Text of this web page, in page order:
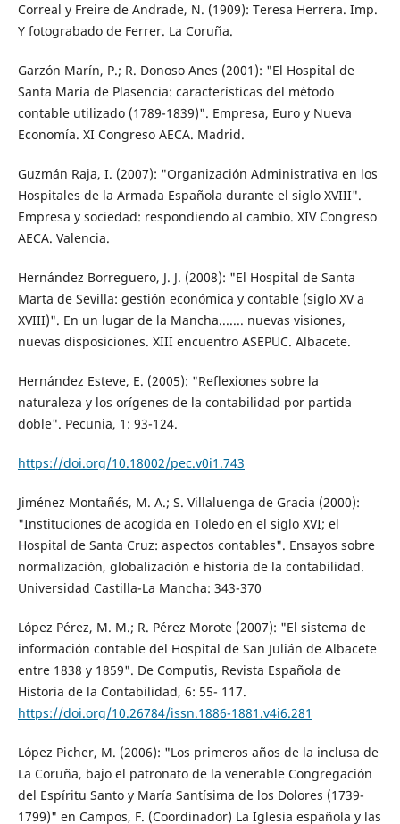
Correal y Freire de Andrade, N. (1909): Teresa Herrera. Imp.
Y fotograbado de Ferrer. La Coruña.
Garzón Marín, P.; R. Donoso Anes (2001): "El Hospital de
Santa María de Plasencia: características del método
contable utilizado (1789-1839)". Empresa, Euro y Nueva
Economía. XI Congreso AECA. Madrid.
Guzmán Raja, I. (2007): "Organización Administrativa en los
Hospitales de la Armada Española durante el siglo XVIII".
Empresa y sociedad: respondiendo al cambio. XIV Congreso
AECA. Valencia.
Hernández Borreguero, J. J. (2008): "El Hospital de Santa
Marta de Sevilla: gestión económica y contable (siglo XV a
XVIII)". En un lugar de la Mancha....... nuevas visiones,
nuevas disposiciones. XIII encuentro ASEPUC. Albacete.
Hernández Esteve, E. (2005): "Reflexiones sobre la
naturaleza y los orígenes de la contabilidad por partida
doble". Pecunia, 1: 93-124.
https://doi.org/10.18002/pec.v0i1.743
Jiménez Montañés, M. A.; S. Villaluenga de Gracia (2000):
"Instituciones de acogida en Toledo en el siglo XVI; el
Hospital de Santa Cruz: aspectos contables". Ensayos sobre
normalización, globalización e historia de la contabilidad.
Universidad Castilla-La Mancha: 343-370
López Pérez, M. M.; R. Pérez Morote (2007): "El sistema de
información contable del Hospital de San Julián de Albacete
entre 1838 y 1859". De Computis, Revista Española de
Historia de la Contabilidad, 6: 55- 117.
https://doi.org/10.26784/issn.1886-1881.v4i6.281
López Picher, M. (2006): "Los primeros años de la inclusa de
La Coruña, bajo el patronato de la venerable Congregación
del Espíritu Santo y María Santísima de los Dolores (1739-
1799)" en Campos, F. (Coordinador) La Iglesia española y las